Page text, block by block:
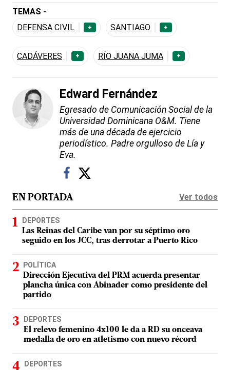
TEMAS -
DEFENSA CIVIL
+ SANTIAGO +
CADÁVERES + RÍO JUANA JUMA +
Edward Fernández
Egresado de Comunicación Social de la
Universidad Dominicana O&M. Tiene
más de una década de ejercicio
periodístico. Padre orgulloso de Lía y
Eva.
EN PORTADA Ver todos
DEPORTES
Las Reinas del Caribe van por su séptimo oro
seguido en los JCC, tras derrotar a Puerto Rico
POLÍTICA
Dirección Ejecutiva del PRM acuerda presentar
plancha única con Abinader como presidente del
partido
DEPORTES
El relevo femenino 4x100 le da a RD su onceava
medalla de oro en atletismo con nuevo récord
DEPORTES